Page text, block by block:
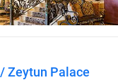
Zeytun Palace